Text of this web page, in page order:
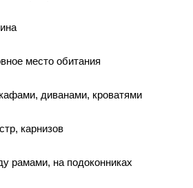
место обитания
диванами, кроватями
карнизов
рамами, на подоконниках